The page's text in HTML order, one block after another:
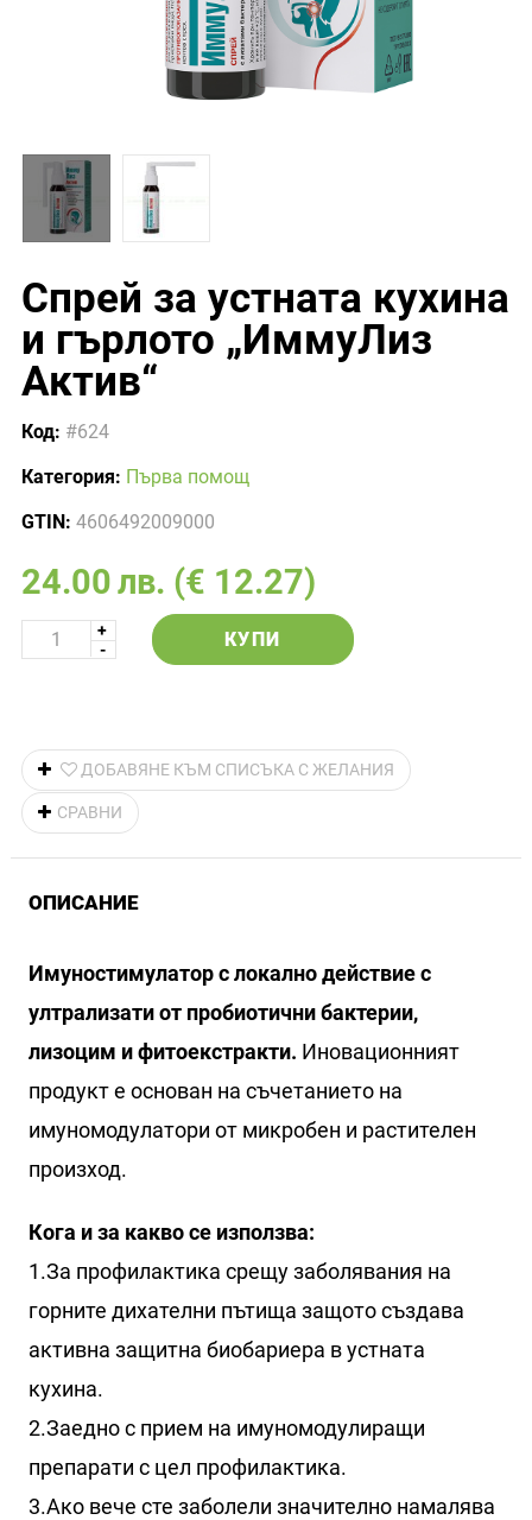
Спрей за устната кухина
и гърлото „ИммуЛиз
Актив“
Код: #624
Категория: Първа помощ
GTIN: 4606492009000
24.00лв. (€ 12.27)
КУПИ
ДОБАВЯНЕ КЪМ СПИСЪКА С ЖЕЛАНИЯ
СРАВНИ
ОПИСАНИЕ
Имуностимулатор с локално действие с
ултрализати от пробиотични бактерии,
лизоцим и фитоекстракти. Иновационният
продукт е основан на съчетанието на
имуномодулатори от микробен и растителен
произход.
Кога и за какво се използва:
1.За профилактика срещу заболявания на
горните дихателни пътища защото създава
активна защитна биобариера в устната
кухина.
2.Заедно с прием на имуномодулиращи
препарати с цел профилактика.
3.Ако вече сте заболели значително намалява